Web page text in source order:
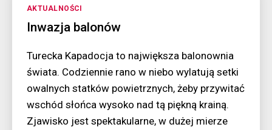
Kategorie
AKTUALNOŚCI
Inwazja balonów
Turecka Kapadocja to największa balonownia
świata. Codziennie rano w niebo wylatują setki
owalnych statków powietrznych, żeby przywitać
wschód słońca wysoko nad tą piękną krainą.
Zjawisko jest spektakularne, w dużej mierze